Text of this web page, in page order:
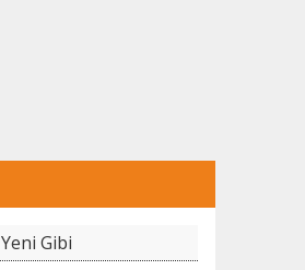
Yeni Gibi